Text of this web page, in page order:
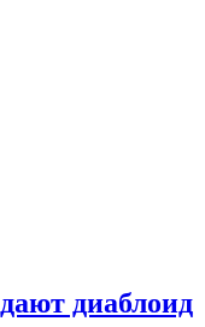
диаблоид